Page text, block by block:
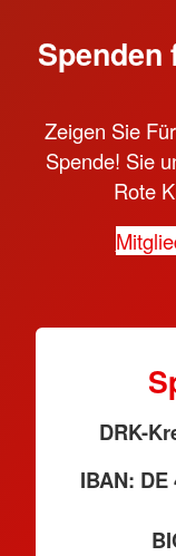
Spenden
Zeigen Sie
Spende! Sie
Rote
DRK-
IBAN: DE